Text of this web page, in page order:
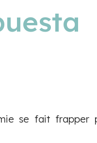
se fait